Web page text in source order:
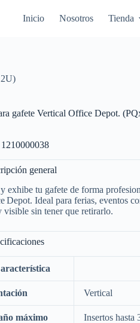
Inicio Nosotros Tienda
gafete Vertical Office Depot.
general
exhibe tu gafete de forma
Depot. Ideal para ferias, eventos
visible sin tener que retirarlo.
Vertical
máximo Insertos